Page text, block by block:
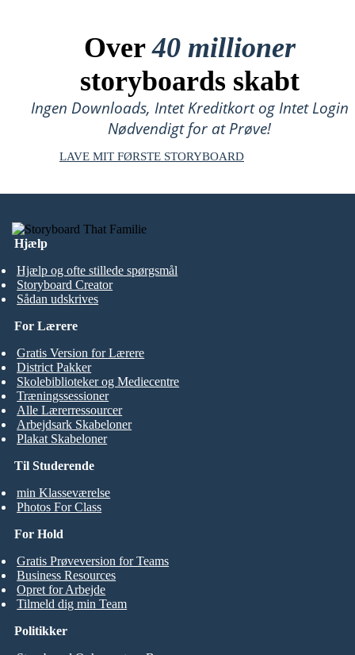
Over40 millioner
storyboards skabt
Ingen Downloads, Intet Kreditkort og Intet Login
Nødvendigt for at Prøve!
LAVE MIT FØRSTE STORYBOARD
Hjælp
Hjælp og ofte stillede spørgsmål
Storyboard Creator
Sådan udskrives
Til Studerende
min Klasseværelse
Photos For Class
For Lærere
Gratis Version for Lærere
District Pakker
Skolebiblioteker og Mediecentre
Træningssessioner
Alle Lærerressourcer
Arbejdsark Skabeloner
Plakat Skabeloner
For Hold
Gratis Prøveversion for Teams
Business Resources
Opret for Arbejde
Tilmeld dig min Team
Politikker